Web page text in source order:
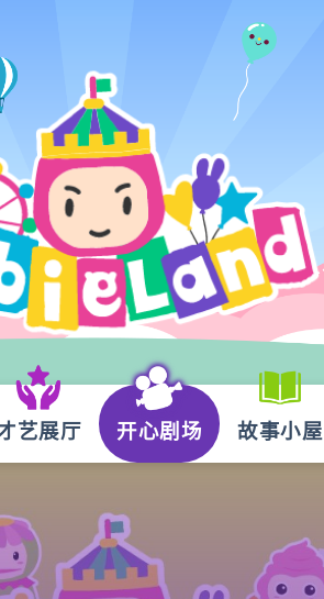
艺展厅 开心剧场 故事小屋